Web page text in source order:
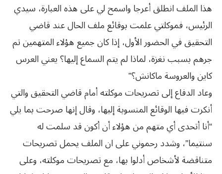
هذا الملف انطلق أعرجا واسمح لي على هذه العبارة، سيدي
الرئيس، فموكلتي علمت بوقائع ملف الحال عند قاضي
التحقيق في الحضور الأول، إذا كان جميع هؤلاء المتهمين تم
جرهم بسبب نغزة، لماذا لم يتم السماع إليها؟ يعني العرس
كاين والعروسة ماكانش؟”
وعاد الدفاع إلى تصريحات موكلته أمام قاضي التحقيق والتي
أنكرت فيها الوقائع المنسوبة إليها، وقال إنها صرحت بما يلي
“أنا أتحدى أي متهم من هؤلاء أن أكون قد سلمت له
سنتيما”، وشدد رحموني على ان الملف يحمل تصريحات
متناقضة لأشخاص أدلوا بها، مع تصريحات موكلته، وعلى